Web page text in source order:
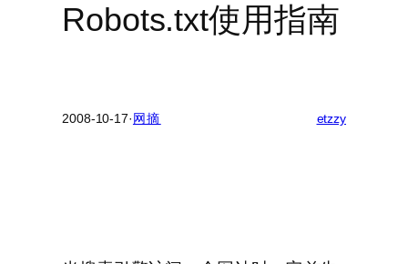
Robots.txt使用指南
2008-10-17·网摘 etzzy